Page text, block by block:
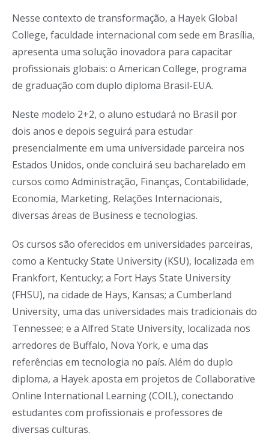
Nesse contexto de transformação, a Hayek Global
College, faculdade internacional com sede em Brasília,
apresenta uma solução inovadora para capacitar
profissionais globais: o American College, programa
de graduação com duplo diploma Brasil-EUA.
Neste modelo 2+2, o aluno estudará no Brasil por
dois anos e depois seguirá para estudar
presencialmente em uma universidade parceira nos
Estados Unidos, onde concluirá seu bacharelado em
cursos como Administração, Finanças, Contabilidade,
Economia, Marketing, Relações Internacionais,
diversas áreas de Business e tecnologias.
Os cursos são oferecidos em universidades parceiras,
como a Kentucky State University (KSU), localizada em
Frankfort, Kentucky; a Fort Hays State University
(FHSU), na cidade de Hays, Kansas; a Cumberland
University, uma das universidades mais tradicionais do
Tennessee; e a Alfred State University, localizada nos
arredores de Buffalo, Nova York, e uma das
referências em tecnologia no país. Além do duplo
diploma, a Hayek aposta em projetos de Collaborative
Online International Learning (COIL), conectando
estudantes com profissionais e professores de
diversas culturas.